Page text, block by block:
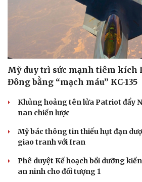
Mỹ duy trì sức mạnh tiêm kích
Đông bằng “mạch máu” KC-135
Khủng hoảng tên lửa Patriot đẩy
nan chiến lược
Mỹ bác thông tin thiếu hụt đạn
giao tranh với Iran
Phê duyệt Kế hoạch bồi dưỡng
an ninh cho đối tượng 1